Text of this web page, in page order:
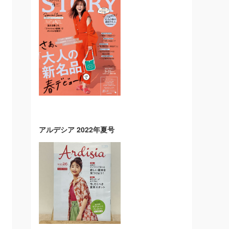
アルデシア 2022年夏号